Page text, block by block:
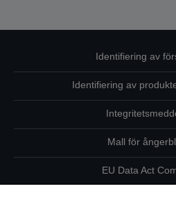
Identifiering av
Identifiering av
Mall för
EU Data Act